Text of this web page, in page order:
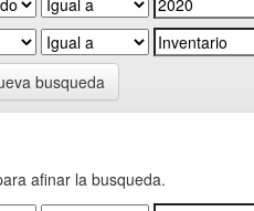
busqueda
afinar la busqueda.